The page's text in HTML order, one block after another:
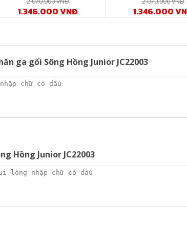
nấm mốc, vi sinh vật và mùi hôi phát sinh, phù
với đường may đồng đều, bền chắc kéo dài tuổi
1.346.000 VNĐ 1.346.000
ga gối Sông Hồng Junior JC22003
Hồng Junior JC22003